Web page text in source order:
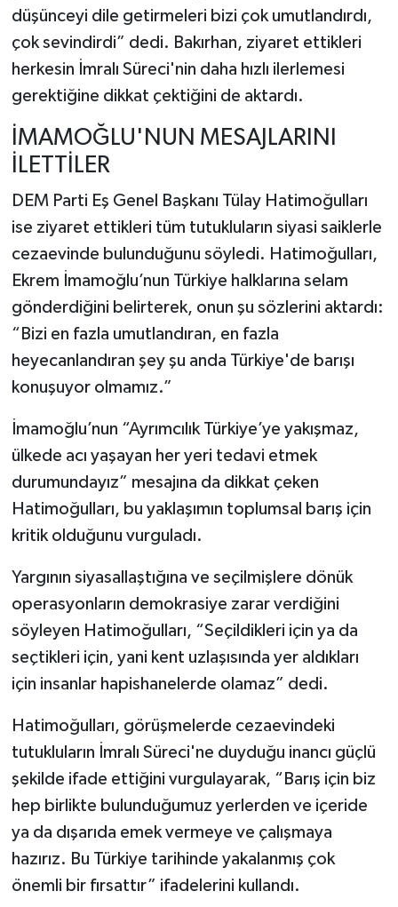
düşünceyi dile getirmeleri bizi çok umutlandırdı,
çok sevindirdi” dedi. Bakırhan, ziyaret ettikleri
herkesin İmralı Süreci'nin daha hızlı ilerlemesi
gerektiğine dikkat çektiğini de aktardı.
İMAMOĞLU'NUN MESAJLARINI
İLETTİLER
DEM Parti Eş Genel Başkanı Tülay Hatimoğulları
ise ziyaret ettikleri tüm tutukluların siyasi saiklerle
cezaevinde bulunduğunu söyledi. Hatimoğulları,
Ekrem İmamoğlu’nun Türkiye halklarına selam
gönderdiğini belirterek, onun şu sözlerini aktardı:
“Bizi en fazla umutlandıran, en fazla
heyecanlandıran şey şu anda Türkiye'de barışı
konuşuyor olmamız.”
İmamoğlu’nun “Ayrımcılık Türkiye’ye yakışmaz,
ülkede acı yaşayan her yeri tedavi etmek
durumundayız” mesajına da dikkat çeken
Hatimoğulları, bu yaklaşımın toplumsal barış için
kritik olduğunu vurguladı.
Yargının siyasallaştığına ve seçilmişlere dönük
operasyonların demokrasiye zarar verdiğini
söyleyen Hatimoğulları, “Seçildikleri için ya da
seçtikleri için, yani kent uzlaşısında yer aldıkları
için insanlar hapishanelerde olamaz” dedi.
Hatimoğulları, görüşmelerde cezaevindeki
tutukluların İmralı Süreci'ne duyduğu inancı güçlü
şekilde ifade ettiğini vurgulayarak, “Barış için biz
hep birlikte bulunduğumuz yerlerden ve içeride
ya da dışarıda emek vermeye ve çalışmaya
hazırız. Bu Türkiye tarihinde yakalanmış çok
önemli bir fırsattır” ifadelerini kullandı.